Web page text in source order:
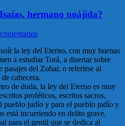
hermano noájida?
la ley del Eterno, con muy buenas
a estudiar Torá, a disertar sobre
pasajes del Zohar, o referirse al
cabecera.
de duda, la ley del Eterno es muy
proféticos, escritos sacros,
pueblo judío y para el pueblo judío y
está incurriendo en delito grave.
para el gentil que se dedica al